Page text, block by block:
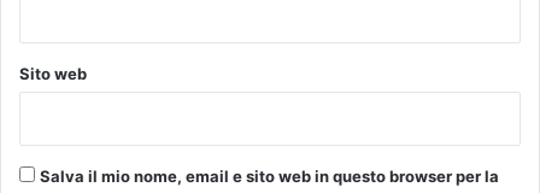
Sito web
Salva il mio nome, email e sito web in questo browser per la